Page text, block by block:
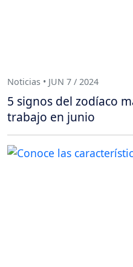
Noticias • JUN 7 / 2024
5 signos del zodíaco
trabajo en junio